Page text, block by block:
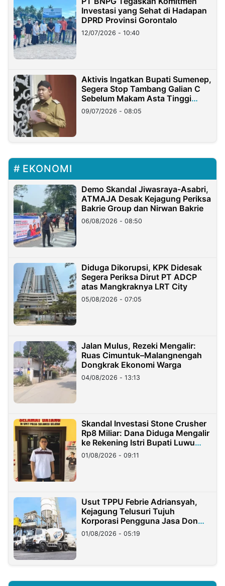
Investasi yang Sehat di Hadapan
DPRD Provinsi Gorontalo
12/07/2026 - 10:40
Aktivis Ingatkan Bupati Sumenep,
Segera Stop Tambang Galian C
Sebelum Makam Asta Tinggi
Longsor
09/07/2026 - 08:05
EKONOMI
Demo Skandal Jiwasraya-Asabri,
ATMAJA Desak Kejagung Periksa
Bakrie Group dan Nirwan Bakrie
06/08/2026 - 08:50
Diduga Dikorupsi, KPK Didesak
Segera Periksa Dirut PT ADCP
atas Mangkraknya LRT City
05/08/2026 - 07:05
Jalan Mulus, Rezeki Mengalir:
Ruas Cimuntuk–Malangnengah
Dongkrak Ekonomi Warga
04/08/2026 - 13:13
Skandal Investasi Stone Crusher
Rp8 Miliar: Dana Diduga Mengalir
ke Rekening Istri Bupati Luwu
Timur
01/08/2026 - 09:11
Usut TPPU Febrie Adriansyah,
Kejagung Telusuri Tujuh
Korporasi Pengguna Jasa Don
Ritto
01/08/2026 - 05:19